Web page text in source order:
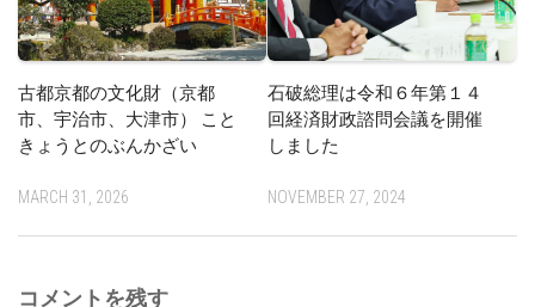
古都京都の文化財（京都
市、宇治市、大津市） こと
きょうとのぶんかざい
MARCH 31, 2026
石破総理は令和６年第１４
回経済財政諮問会議を開催
しました
NOVEMBER 27, 2024
コメントを残す